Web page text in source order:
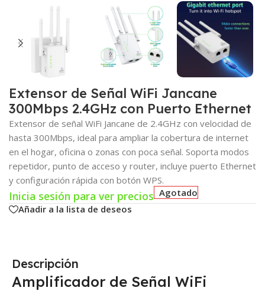
Extensor de Señal WiFi Jancane
300Mbps 2.4GHz con Puerto Ethernet
Extensor de señal WiFi Jancane de 2.4GHz con velocidad de
hasta 300Mbps, ideal para ampliar la cobertura de internet
en el hogar, oficina o zonas con poca señal. Soporta modos
repetidor, punto de acceso y router, incluye puerto Ethernet
y configuración rápida con botón WPS.
Inicia sesión para ver precios Agotado
Añadir a la lista de deseos
Descripción
Amplificador de Señal WiFi